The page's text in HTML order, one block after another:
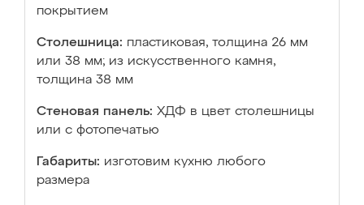
покрытием
Столешница: пластиковая, толщина 26 мм
или 38 мм; из искусственного камня,
толщина 38 мм
Стеновая панель: ХДФ в цвет столешницы
или с фотопечатью
Габариты: изготовим кухню любого
размера